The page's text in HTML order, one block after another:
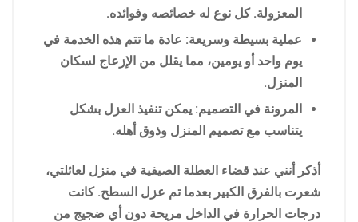
المعزولة. كل نوع له خصائصه وفوائده.
عملية بسيطة وسريعة: عادة ما تتم هذه الخدمة في
يوم واحد أو يومين، مما يقلل من الإزعاج لسكان
المنزل.
المرونة في التصميم: يمكن تنفيذ العزل بشكل
يتناسب مع تصميم المنزل وذوق أهله.
أذكر أنني عند قضاء العطلة الصيفية في منزل لعائلتي،
شعرت بالفرق الكبير بعدما تم عزل السطح. كانت
درجات الحرارة في الداخل مريحة دون أي ضجيج من